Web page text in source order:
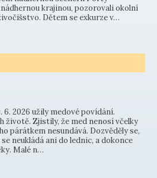
krajinou, pozorovali okolní
Dětem se exkurze v…
2026 užily medové povídání.
životě. Zjistily, že med nenosí včelky
párátkem nesundává. Dozvěděly se,
neukládá ani do lednic, a dokonce
Malé n…